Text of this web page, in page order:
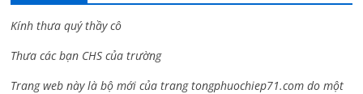
Kính thưa quý thầy cô
Thưa các bạn CHS của trường
Trang web này là bộ mới của trang tongphuochiep71.com do một